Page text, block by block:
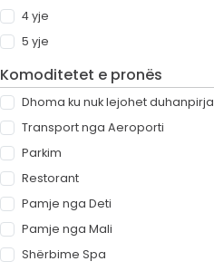
4 yje
5 yje
Komoditetet e pronës
Dhoma ku nuk lejohet duhanpirja
Transport nga Aeroporti
Parkim
Restorant
Pamje nga Deti
Pamje nga Mali
Shërbime Spa